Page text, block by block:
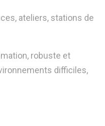
ateliers, stations de
robuste et
difficiles,